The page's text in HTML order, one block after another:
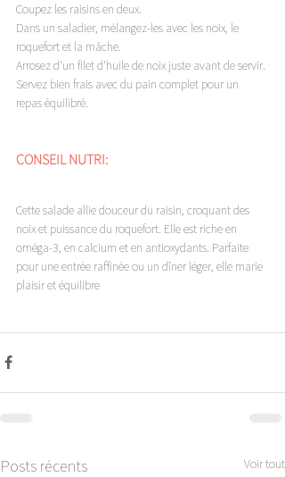
Coupez les raisins en deux.
Dans un saladier, mélangez-les avec les noix, le
roquefort et la mâche.
Arrosez d'un filet d'huile de noix juste avant de servir.
Servez bien frais avec du pain complet pour un
repas équilibré.
CONSEIL NUTRI:
Cette salade allie douceur du raisin, croquant des
noix et puissance du roquefort. Elle est riche en
oméga-3, en calcium et en antioxydants. Parfaite
pour une entrée raffinée ou un dîner léger, elle marie
plaisir et équilibre
Posts récents Voir tout